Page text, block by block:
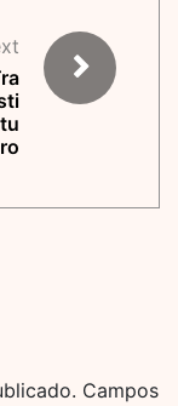
ro
Campos